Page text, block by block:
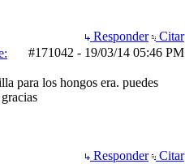
Responder
Citar
#171042 - 19/03/14 05:46 PM
para los hongos era. puedes
Responder
Citar